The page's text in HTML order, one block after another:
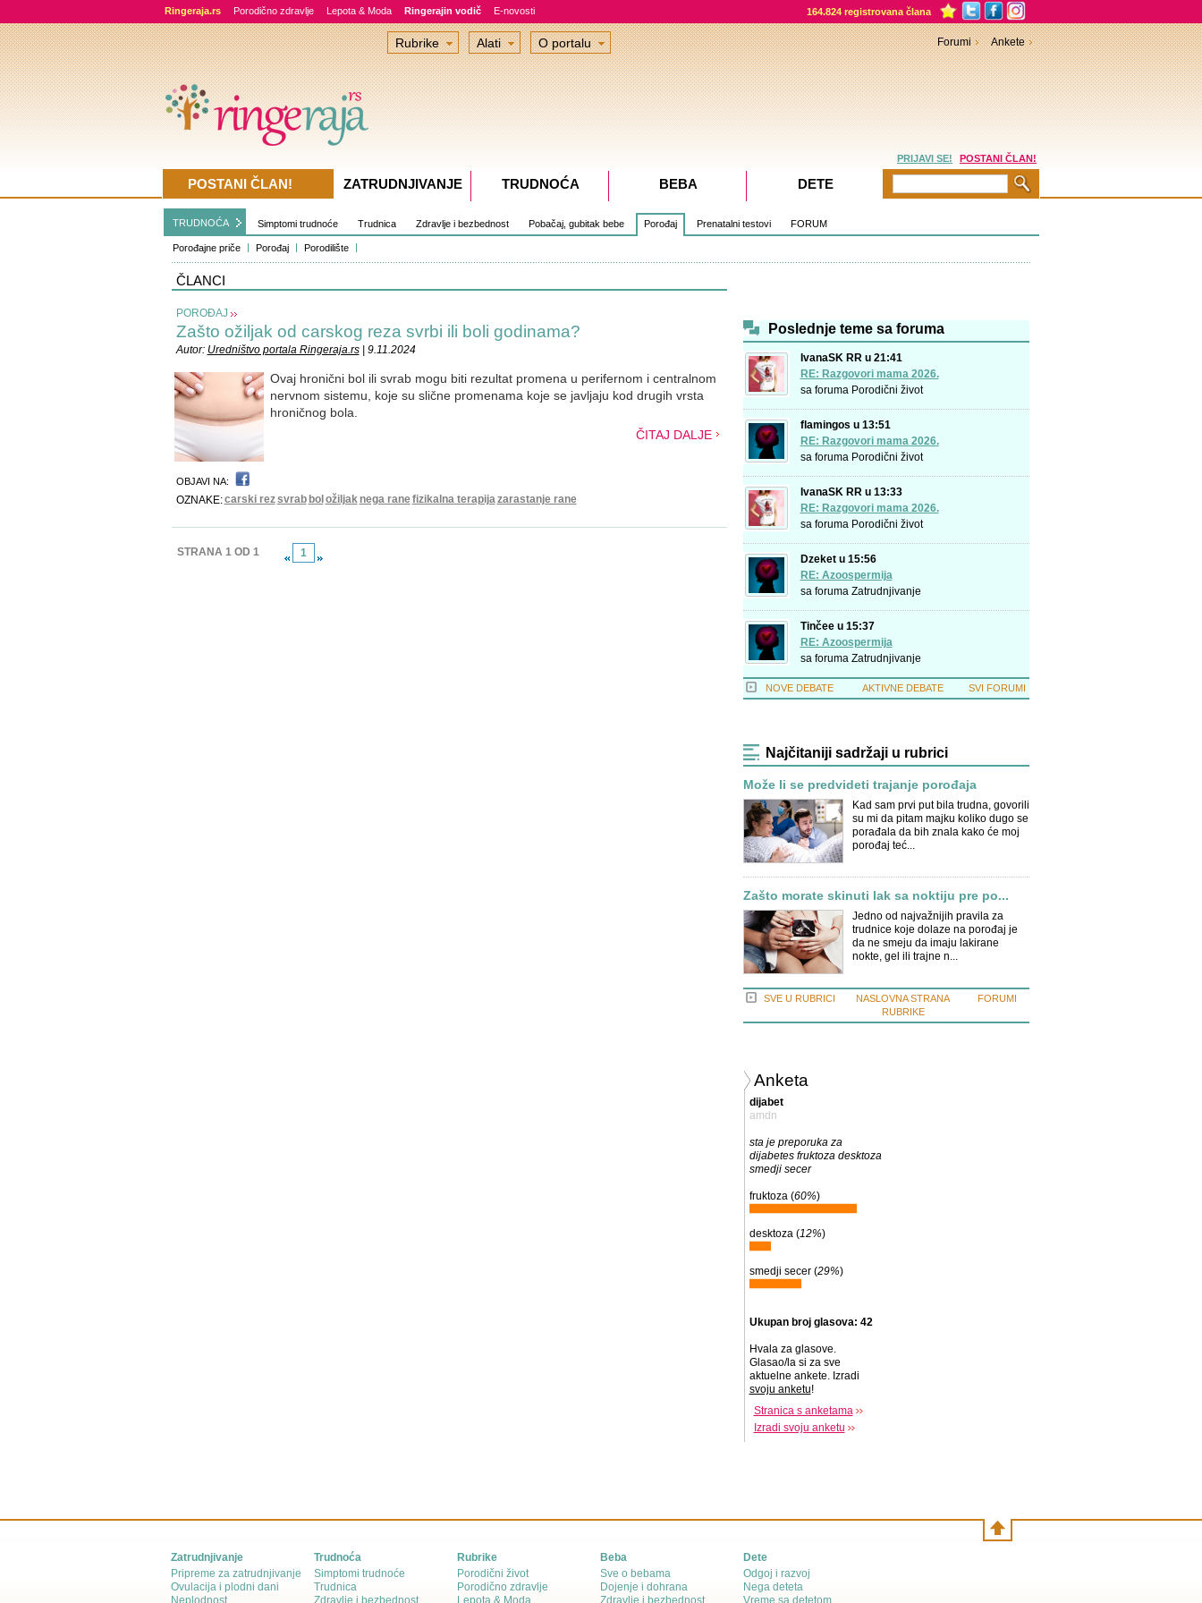
Ringeraja.rs Porodično zdravlje Lepota & Moda Ringerajin vodič E-novosti 164.824 registrovana člana
TRUDNOĆA Simptomi trudnoće Trudnica Zdravlje i bezbednost Pobačaj, gubitak bebe Porođaj
Porođajne priče Porođaj Porodilište
Prenatalni testovi FORUM
ČLANCI
POROĐAJ
Zašto ožiljak od carskog reza svrbi ili boli godinama?
Autor: Uredništvo portala Ringeraja.rs| 9.11.2024
Ovaj hronični bol ili svrab mogu biti rezultat promena u perifernom i centralnom
nervnom sistemu, koje su slične promenama koje se javljaju kod drugih vrsta
hroničnog bola.
ČITAJ DALJE
OBJAVI NA:
OZNAKE:carski rezsvrab bol ožiljak nega ranefizikalna terapijazarastanje rane
STRANA 1 OD 1 1
Poslednje teme sa foruma
IvanaSK RR u 21:41
RE: Razgovori mama 2026.
sa foruma Porodični život
flamingos u 13:51
RE: Razgovori mama 2026.
sa foruma Porodični život
IvanaSK RR u 13:33
RE: Razgovori mama 2026.
sa foruma Porodični život
Dzeket u 15:56
RE: Azoospermija
sa foruma Zatrudnjivanje
Tinčee u 15:37
RE: Azoospermija
sa foruma Zatrudnjivanje
NOVE DEBATE AKTIVNE DEBATE SVI FORUMI
Najčitaniji sadržaji u rubrici
Može li se predvideti trajanje porođaja
Kad sam prvi put bila trudna, govorili
su mi da pitam majku koliko dugo se
porađala da bih znala kako će moj
porođaj teć...
Zašto morate skinuti lak sa noktiju pre po...
Jedno od najvažnijih pravila za
trudnice koje dolaze na porođaj je
da ne smeju da imaju lakirane
nokte, gel ili trajne n...
SVE U RUBRICI
NASLOVNA STRANA
RUBRIKE
FORUMI
Anketa
dijabet
amdn
sta je preporuka za
dijabetes fruktoza desktoza
smedji secer
fruktoza (60%)
desktoza (12%)
smedji secer (29%)
Ukupan broj glasova: 42
Hvala za glasove.
Glasao/la si za sve
aktuelne ankete. Izradi
svoju anketu!
Stranica s anketama
Izradi svoju anketu
Rubrike Alati O portalu Forumi Ankete
PRIJAVI SE! POSTANI ČLAN!
POSTANI ČLAN! ZATRUDNJIVANJE TRUDNOĆA BEBA DETE
Zatrudnjivanje
Pripreme za zatrudnjivanje
Ovulacija i plodni dani
Neplodnost
Trudnoća
Simptomi trudnoće
Trudnica
Zdravlje i bezbednost
Rubrike
Porodični život
Porodično zdravlje
Lepota & Moda
Beba
Sve o bebama
Dojenje i dohrana
Zdravlje i bezbednost
Dete
Odgoj i razvoj
Nega deteta
Vreme sa detetom